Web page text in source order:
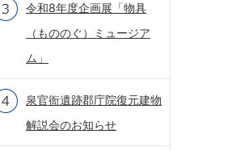
令和8年度企画展「物具
（もののぐ）ミュージア
ム」
泉官衙遺跡郡庁院復元建物
解説会のお知らせ